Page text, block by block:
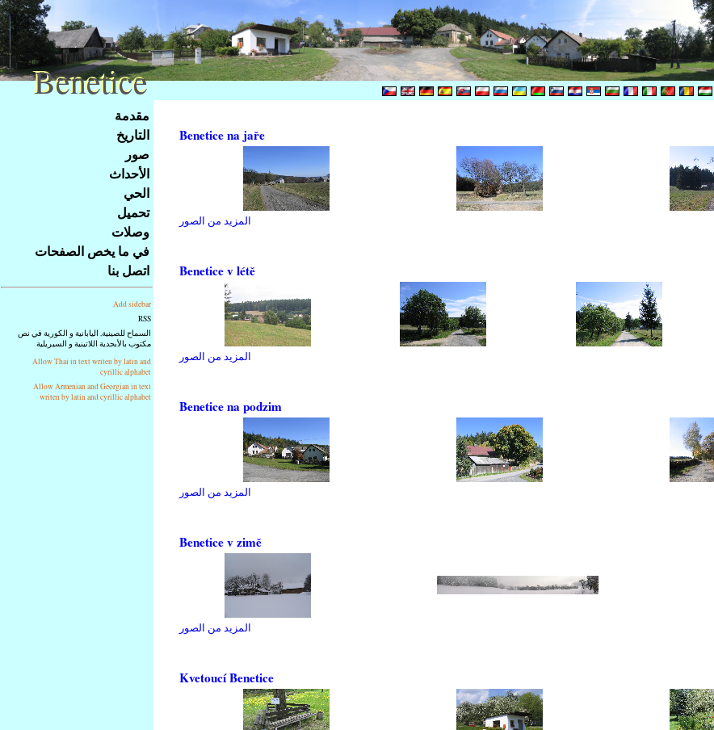
základní
strana
مقدمة
التاريخ
صور
الأحداث
الحي
تحميل
وصلات
في ما يخص الصفحات
اتصل بنا
Add sidebar
RSS
السماح للصينية, اليابانية و الكورية في نص
مكتوب بالأبجدية اللاتينية و السيريلية
Allow Thai in text writen by latin and
cyrillic alphabet
Allow Armenian and Georgian in text
writen by latin and cyrillic alphabet
Benetice na jaře
المزيد من الصور
Benetice v létě
المزيد من الصور
Benetice na podzim
المزيد من الصور
Benetice v zimě
المزيد من الصور
Kvetoucí Benetice
Benetice
Benetice